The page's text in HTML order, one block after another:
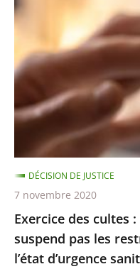
cultes
le
juge
des
référés
suspend
pas
les
restrictions
prises
pendant
Exercice des cultes
suspend pas les
l’état d’urgence
DÉCISION DE JUSTICE
7 novembre 2020